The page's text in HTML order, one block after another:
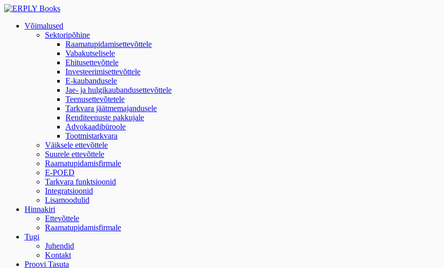
Võimalused
Sektoripõhine
Raamatupidamisettevõttele
Vabakutselisele
Ehitusettevõttele
Investeerimisettevõttele
E-kaubandusele
Jae- ja hulgikaubandusettevõttele
Teenusettevõtetele
Tarkvara jäätmemajandusele
Renditeenuste pakkujale
Advokaadibüroole
Tootmistarkvara
Väiksele ettevõttele
Suurele ettevõttele
Raamatupidamisfirmale
E-POED
Tarkvara funktsioonid
Integratsioonid
Lisamoodulid
Hinnakiri
Ettevõttele
Raamatupidamisfirmale
Tugi
Juhendid
Kontakt
Proovi Tasuta